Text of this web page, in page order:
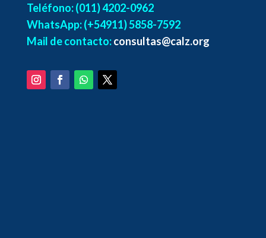
Teléfono: (011) 4202-0962
WhatsApp: (+54911) 5858-7592
Mail de contacto:consultas@calz.org